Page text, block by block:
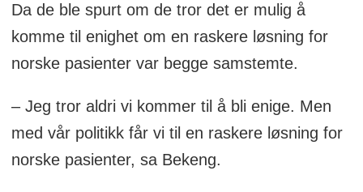
Da de ble spurt om de tror det er mulig å
komme til enighet om en raskere løsning for
norske pasienter var begge samstemte.
– Jeg tror aldri vi kommer til å bli enige. Men
med vår politikk får vi til en raskere løsning for
norske pasienter, sa Bekeng.